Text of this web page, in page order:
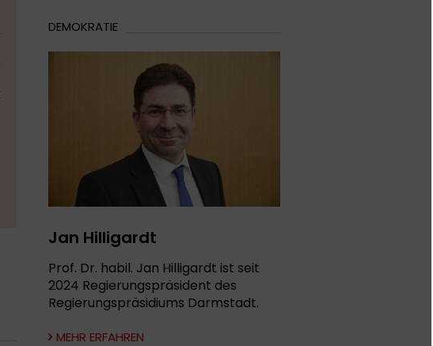
DEMOKRATIE
Jan Hilligardt
Prof. Dr. habil. Jan Hilligardt ist seit
2024 Regierungspräsident des
Regierungspräsidiums Darmstadt.
MEHR ERFAHREN